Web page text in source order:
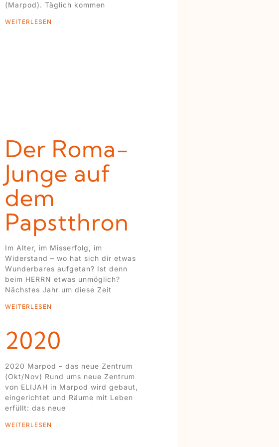
(Marpod). Täglich kommen
WEITERLESEN
Der Roma-
Junge auf
dem
Papstthron
Im Alter, im Misserfolg, im
Widerstand – wo hat sich dir etwas
Wunderbares aufgetan? Ist denn
beim HERRN etwas unmöglich?
Nächstes Jahr um diese Zeit
WEITERLESEN
2020
2020 Marpod – das neue Zentrum
(Okt/Nov) Rund ums neue Zentrum
von ELIJAH in Marpod wird gebaut,
eingerichtet und Räume mit Leben
erfüllt: das neue
WEITERLESEN